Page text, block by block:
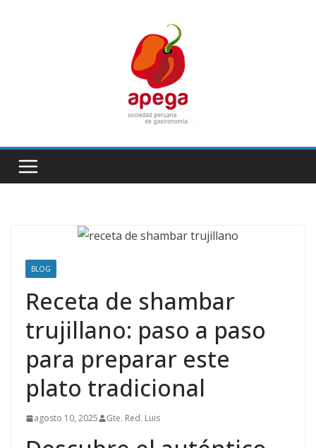
BLOG
Receta de shambar
trujillano: paso a paso
para preparar este
plato tradicional
agosto 10, 2025 Gte. Red. Luis